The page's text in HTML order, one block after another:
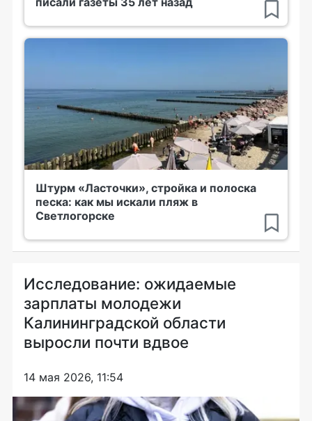
Штурм «Ласточки», стройка и полоска
песка: как мы искали пляж в
Светлогорске
Исследование: ожидаемые
зарплаты молодежи
Калининградской области
выросли почти вдвое
14 мая 2026, 11:54